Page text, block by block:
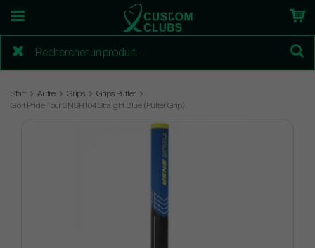
Start Autre Grips
Grips Putter
Golf Pride Tour SNSR 104 Straight Blue (Putter Grip)